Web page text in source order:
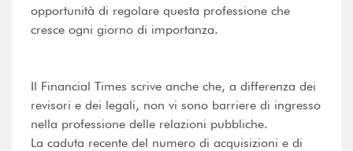
opportunità di regolare questa professione che
cresce ogni giorno di importanza.
Il Financial Times scrive anche che, a differenza dei
revisori e dei legali, non vi sono barriere di ingresso
nella professione delle relazioni pubbliche.
La caduta recente del numero di acquisizioni e di